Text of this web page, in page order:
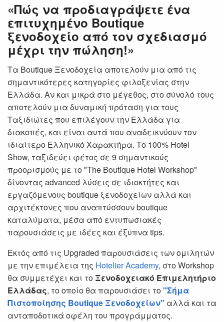
«Πώς να προδιαγράψετε ένα
επιτυχημένο Boutique
ξενοδοχείο από τον σχεδιασμό
μέχρι την πώληση!»
Τα Boutique Ξενοδοχεία αποτελούν μια από τις
σημαντικότερες κατηγορίες φιλοξενίας στην
Ελλάδα. Αν και μικρά στο μέγεθος, στο σύνολό τους
αποτελούν μια δυναμική πρόταση για τους
Ταξιδιώτες που επιλέγουν την Ελλάδα για
διακοπές, και είναι αυτά που αναδεικνύουν τον
ιδιαίτερο Ελληνικό Χαρακτήρα. Το 100% Hotel
Show, ταξιδεύει φέτος σε 9 σημαντικούς
προορισμούς με το "The Boutique Hotel Workshop"
δίνοντας advanced λύσεις σε ιδιοκτήτες και
εργαζόμενους boutique ξενοδοχείων αλλά και
αρχιτέκτονες που αναπτύσσουν boutique
καταλύματα, μέσα από εντυπωσιακές
παρουσιάσεις με ιδέες και έξυπνα tips.
Εκτός από τις Upgraded παρουσιάσεις των ομιλητών
με την επιμέλεια της Hotelier Academy, στο Workshop
θα συμμετέχει και το Ξενοδοχειακό Επιμελητήριο
Ελλάδας, το οποίο θα παρουσιάσει το"Σήμα
Πιστοποίησης Boutique Ξενοδοχείων" αλλά και τα
ανταποδοτικά οφέλη του προγράμματος.